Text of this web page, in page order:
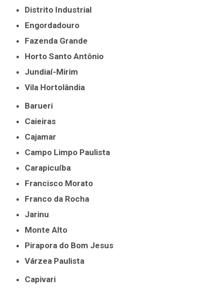
Distrito Industrial
Engordadouro
Fazenda Grande
Horto Santo Antônio
Jundiaí-Mirim
Vila Hortolândia
Barueri
Caieiras
Cajamar
Campo Limpo Paulista
Carapicuíba
Francisco Morato
Franco da Rocha
Jarinu
Monte Alto
Pirapora do Bom Jesus
Várzea Paulista
Capivari